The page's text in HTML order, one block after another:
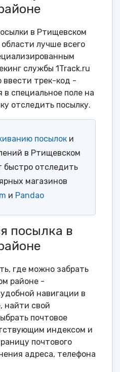
в Ртищевском
лучше всего
службы 1Track.ru
ввести трек-код -
специальное поле на
отследить посылку.
посылок и
в Ртищевском
быстро отследить
магазинов
и Pandao
посылка в
где можно забрать
районе -
навигации в
найти свой
почтовое
индексом и
почтового
адреса, телефона